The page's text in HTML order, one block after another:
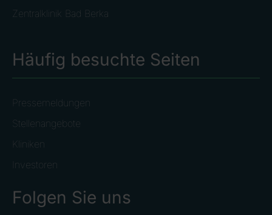
Zentralklinik Bad Berka
Häufig besuchte Seiten
Pressemeldungen
Stellenangebote
Kliniken
Investoren
Folgen Sie uns